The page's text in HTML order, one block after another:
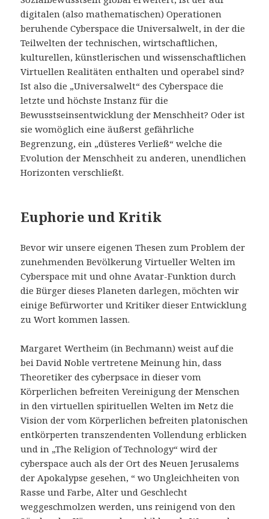
digitalen (also mathematischen) Operationen
beruhende Cyberspace die Universalwelt, in der die
Teilwelten der technischen, wirtschaftlichen,
kulturellen, künstlerischen und wissenschaftlichen
Virtuellen Realitäten enthalten und operabel sind?
Ist also die „Universalwelt“ des Cyberspace die
letzte und höchste Instanz für die
Bewusstseinsentwicklung der Menschheit? Oder ist
sie womöglich eine äußerst gefährliche
Begrenzung, ein „düsteres Verließ“ welche die
Evolution der Menschheit zu anderen, unendlichen
Horizonten verschließt.
Euphorie und Kritik
Bevor wir unsere eigenen Thesen zum Problem der
zunehmenden Bevölkerung Virtueller Welten im
Cyberspace mit und ohne Avatar-Funktion durch
die Bürger dieses Planeten darlegen, möchten wir
einige Befürworter und Kritiker dieser Entwicklung
zu Wort kommen lassen.
Margaret Wertheim (in Bechmann) weist auf die
bei David Noble vertretene Meinung hin, dass
Theoretiker des cyberpsace in dieser vom
Körperlichen befreiten Vereinigung der Menschen
in den virtuellen spirituellen Welten im Netz die
Vision der vom Körperlichen befreiten platonischen
entkörperten transzendenten Vollendung erblicken
und in „The Religion of Technology“ wird der
cyberspace auch als der Ort des Neuen Jerusalems
der Apokalypse gesehen, “ wo Ungleichheiten von
Rasse und Farbe, Alter und Geschlecht
weggeschmolzen werden, uns reinigend von den